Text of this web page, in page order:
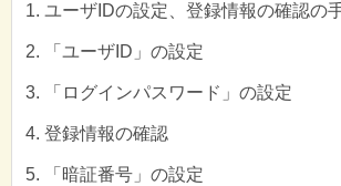
ユーザIDの設定、登録情報の確認の
「ユーザID」の設定
「ログインパスワード」の設定
登録情報の確認
「暗証番号」の設定